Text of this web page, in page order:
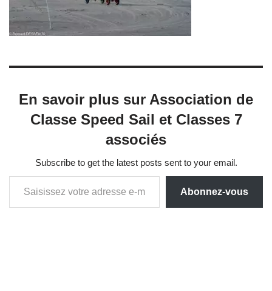
En savoir plus sur Association de
Classe Speed Sail et Classes 7
associés
Subscribe to get the latest posts sent to your email.
Abonnez-vous